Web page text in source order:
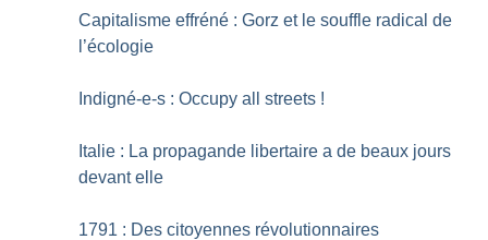
Capitalisme effréné : Gorz et le souffle radical de
l’écologie
Indigné-e-s : Occupy all streets !
Italie : La propagande libertaire a de beaux jours
devant elle
1791 : Des citoyennes révolutionnaires